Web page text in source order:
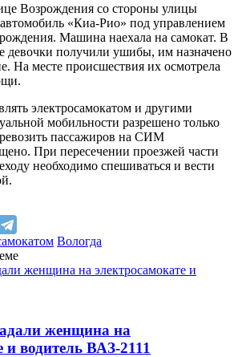
Возрождения со стороны улицы
«Киа-Рио» под управлением
Машина наехала на самокат. В
девочки получили ушибы, им назначено
На месте происшествия их осмотрела
электросамокатом и другими
мобильности разрешено только
пассажиров на СИМ
При пересечении проезжей части
необходимо спешиваться и вести
Вологда
женщина на
и водитель ВАЗ-2111